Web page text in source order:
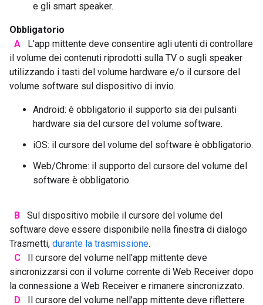
e gli smart speaker.
Obbligatorio
A
L'app mittente deve consentire agli utenti di controllare
il volume dei contenuti riprodotti sulla TV o sugli speaker
utilizzando i tasti del volume hardware e/o il cursore del
volume software sul dispositivo di invio.
Android: è obbligatorio il supporto sia dei pulsanti
hardware sia del cursore del volume software.
iOS: il cursore del volume del software è obbligatorio.
Web/Chrome: il supporto del cursore del volume del
software è obbligatorio.
B
Sul dispositivo mobile il cursore del volume del
software deve essere disponibile nella finestra di dialogo
Trasmetti, durante la trasmissione.
C
Il cursore del volume nell'app mittente deve
sincronizzarsi con il volume corrente di Web Receiver dopo
la connessione a Web Receiver e rimanere sincronizzato.
D
Il cursore del volume nell'app mittente deve riflettere